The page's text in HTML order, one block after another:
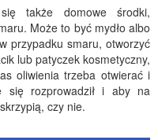
także domowe środki,
Może to być mydło albo
przypadku smaru, otworzyć
lub patyczek kosmetyczny,
oliwienia trzeba otwierać i
się rozprowadził i aby na
czy nie.